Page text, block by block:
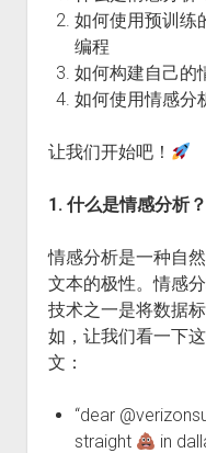
如何使用预训练
编程
如何构建自己的
如何使用情感分
让我们开始吧！
1. 什么是情感分析？
情感分析是一种自
文本的极性。情感
技术之一是将数据
如，让我们看一下
文：
“dear
straight
in